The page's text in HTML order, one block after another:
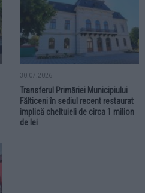
30.07.2026
Transferul Primăriei Municipiului
Fălticeni în sediul recent restaurat
implică cheltuieli de circa 1 milion
de lei